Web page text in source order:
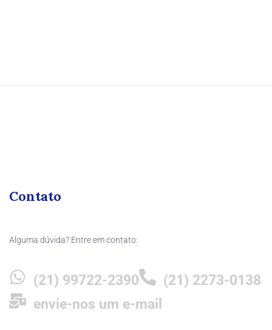
Contato
Alguma dúvida? Entre em contato:
(21) 99722-2390
(21) 2273-0138
envie-nos um e-mail